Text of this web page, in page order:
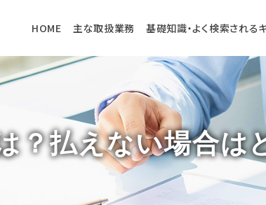
HOME 主な取扱業務 基礎知識・よく検索される
？払えない場合は